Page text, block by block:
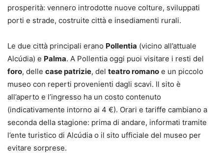
prosperità: vennero introdotte nuove colture, sviluppati
porti e strade, costruite città e insediamenti rurali.
Le due città principali erano Pollentia (vicino all’attuale
Alcúdia) e Palma. A Pollentia oggi puoi visitare i resti del
foro, delle case patrizie, del teatro romano e un piccolo
museo con reperti provenienti dagli scavi. Il sito è
all’aperto e l’ingresso ha un costo contenuto
(indicativamente intorno ai 4 €). Orari e tariffe cambiano a
seconda della stagione: prima di andare, informati tramite
l’ente turistico di Alcúdia o il sito ufficiale del museo per
evitare sorprese.